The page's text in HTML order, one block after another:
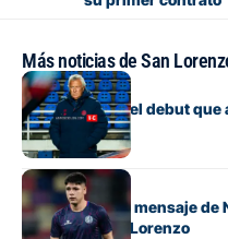
Más noticias de San
Fútbol
Los cambios y el debut
con Huracán
Fútbol
El conmovedor mensaje de
a jugar en San Lorenzo